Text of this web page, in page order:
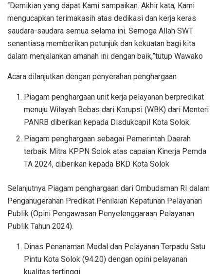
“Demikian yang dapat Kami sampaikan. Akhir kata, Kami
mengucapkan terimakasih atas dedikasi dan kerja keras
saudara-saudara semua selama ini. Semoga Allah SWT
senantiasa memberikan petunjuk dan kekuatan bagi kita
dalam menjalankan amanah ini dengan baik,”tutup Wawako
Acara dilanjutkan dengan penyerahan penghargaan
Piagam penghargaan unit kerja pelayanan berpredikat
menuju Wilayah Bebas dari Korupsi (WBK) dari Menteri
PANRB diberikan kepada Disdukcapil Kota Solok.
Piagam penghargaan sebagai Pemerintah Daerah
terbaik Mitra KPPN Solok atas capaian Kinerja Pemda
TA 2024, diberikan kepada BKD Kota Solok
Selanjutnya Piagam penghargaan dari Ombudsman RI dalam
Penganugerahan Predikat Penilaian Kepatuhan Pelayanan
Publik (Opini Pengawasan Penyelenggaraan Pelayanan
Publik Tahun 2024).
Dinas Penanaman Modal dan Pelayanan Terpadu Satu
Pintu Kota Solok (94.20) dengan opini pelayanan
kualitas tertinggi.